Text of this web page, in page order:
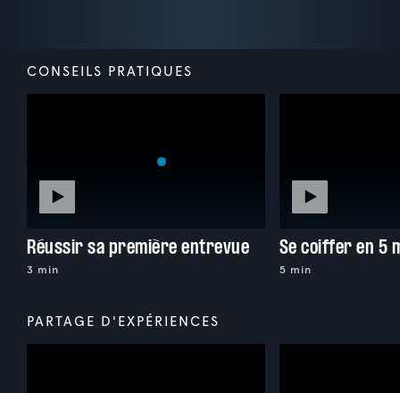
CONSEILS PRATIQUES
Réussir sa première entrevue
3 min
Se coiffer en 5
5 min
PARTAGE D'EXPÉRIENCES